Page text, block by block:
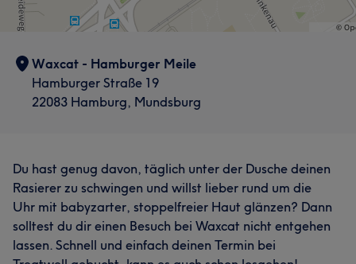
Waxcat - Hamburger Meile
Hamburger Straße 19
22083 Hamburg, Mundsburg
Du hast genug davon, täglich unter der Dusche deinen
Rasierer zu schwingen und willst lieber rund um die
Uhr mit babyzarter, stoppelfreier Haut glänzen? Dann
solltest du dir einen Besuch bei Waxcat nicht entgehen
lassen. Schnell und einfach deinen Termin bei